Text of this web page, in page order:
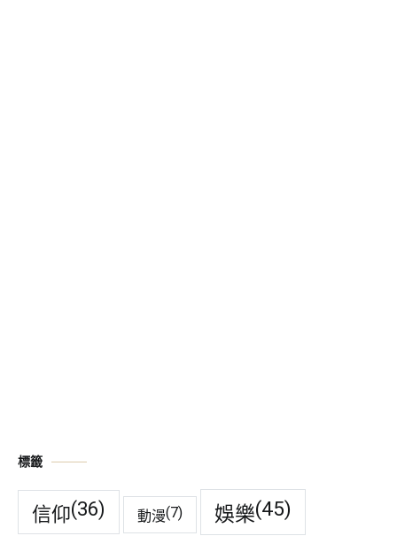
標籤
信仰(36) 動漫(7) 娛樂(45)